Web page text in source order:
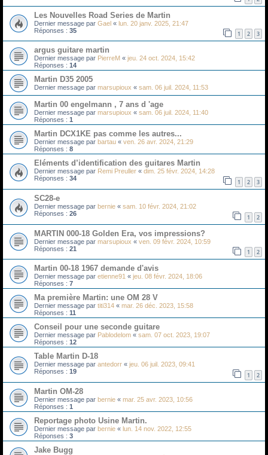
Les Nouvelles Road Series de Martin
Dernier message par Gael « lun. 20 janv. 2025, 21:47
Réponses : 35 1 2 3
argus guitare martin
Dernier message par PierreM « jeu. 24 oct. 2024, 15:42
Réponses : 14
Martin D35 2005
Dernier message par marsupioux « sam. 06 juil. 2024, 11:53
Martin 00 engelmann , 7 ans d 'age
Dernier message par marsupioux « sam. 06 juil. 2024, 11:40
Réponses : 1
Martin DCX1KE pas comme les autres...
Dernier message par bartau « ven. 26 avr. 2024, 21:29
Réponses : 8
Eléments d’identification des guitares Martin
Dernier message par Remi Preuller « dim. 25 févr. 2024, 14:28
Réponses : 34 1 2 3
SC28-e
Dernier message par bernie « sam. 10 févr. 2024, 21:02
Réponses : 26 1 2
MARTIN 000-18 Golden Era, vos impressions?
Dernier message par marsupioux « ven. 09 févr. 2024, 10:59
Réponses : 21 1 2
Martin 00-18 1967 demande d'avis
Dernier message par etienne91 « jeu. 08 févr. 2024, 18:06
Réponses : 7
Ma première Martin: une OM 28 V
Dernier message par titi314 « mar. 26 déc. 2023, 15:58
Réponses : 11
Conseil pour une seconde guitare
Dernier message par Pablodelom « sam. 07 oct. 2023, 19:07
Réponses : 12
Table Martin D-18
Dernier message par antedorr « jeu. 06 juil. 2023, 09:41
Réponses : 19 1 2
Martin OM-28
Dernier message par bernie « mar. 25 avr. 2023, 10:56
Réponses : 1
Reportage photo Usine Martin.
Dernier message par bernie « lun. 14 nov. 2022, 12:55
Réponses : 3
Jake Bugg